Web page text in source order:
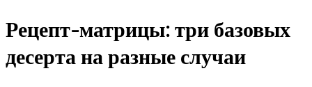
Рецепт-матрицы: три базовых
десерта на разные случаи